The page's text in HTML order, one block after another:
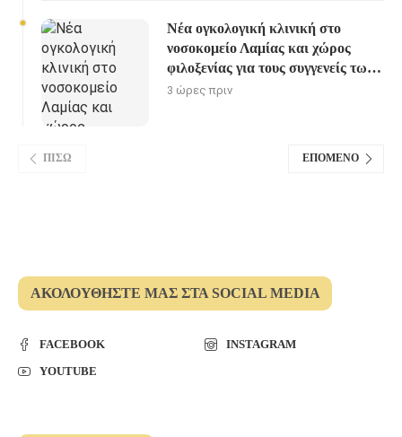
Νέα ογκολογική κλινική στο
νοσοκομείο Λαμίας και χώρος
φιλοξενίας για τους συγγενείς των
ασθενών
3 ώρες πριν
ΠΊΣΩ ΕΠΌΜΕΝΟ
ΑΚΟΛΟΥΘΉΣΤΕ ΜΑΣ ΣΤΑ SOCIAL MEDIA
FACEBOOK
INSTAGRAM
YOUTUBE